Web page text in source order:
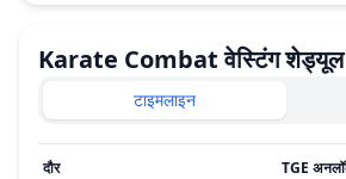
Karate Combat वेस्टिंग शेड्यूल
टाइमलाइन
दौर TGE